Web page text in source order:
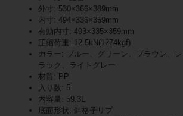
外寸: 530×366×389mm
内寸: 494×336×359mm
有効内寸: 493×335×359mm
圧縮荷重: 12.5kN(1274kgf)
カラー: ブルー、グリーン、ブラウン、
ラック、ライトグレー
材質: PP
入り数: 5
内容量: 59.3L
底面形状: 斜格子リブ